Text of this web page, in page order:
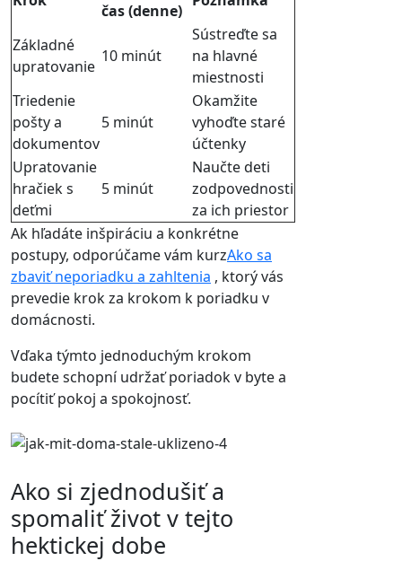
čas (denne)
Základné
upratovanie
10 minút
Sústreďte sa
na hlavné
miestnosti
Triedenie
pošty a
dokumentov
5 minút
Okamžite
vyhoďte staré
účtenky
Upratovanie
hračiek s
deťmi
5 minút
Naučte deti
zodpovednosti
za ich priestor
Ak hľadáte inšpiráciu a konkrétne
postupy, odporúčame vám kurzAko sa
zbaviť neporiadku a zahltenia , ktorý vás
prevedie krok za krokom k poriadku v
domácnosti.
Vďaka týmto jednoduchým krokom
budete schopní udržať poriadok v byte a
pocítiť pokoj a spokojnosť.
Ako si zjednodušiť a
spomaliť život v tejto
hektickej dobe